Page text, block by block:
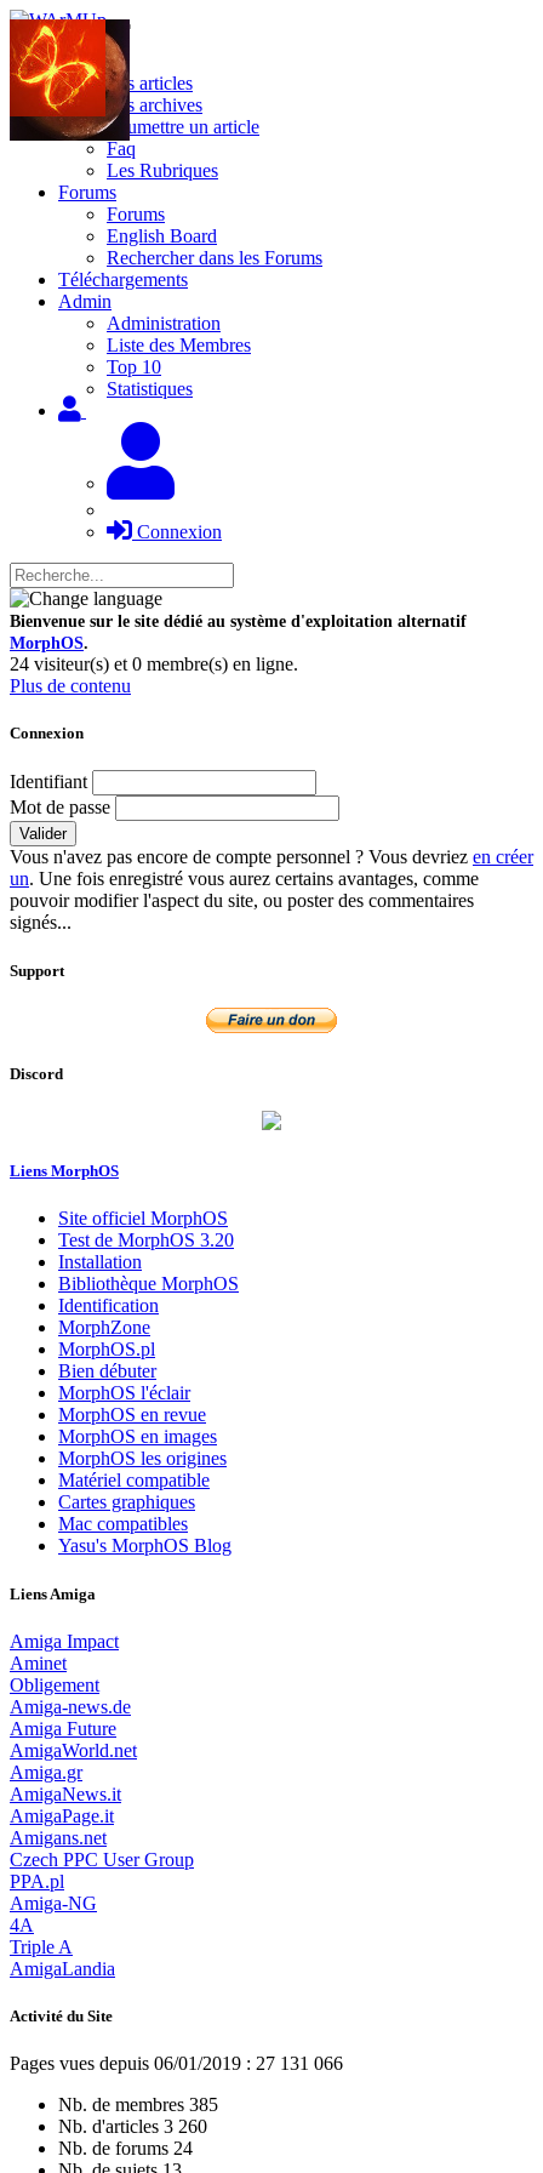
Site
Les articles
Les archives
Soumettre un article
Faq
Les Rubriques
Forums
Forums
English Board
Rechercher dans les Forums
Téléchargements
Admin
Administration
Liste des Membres
Top 10
Statistiques
Connexion
Bienvenue sur le site dédié au système d'exploitation alternatif
MorphOS.
24 visiteur(s) et 0 membre(s) en ligne.
Plus de contenu
Connexion
Identifiant
Mot de passe
Valider
Vous n'avez pas encore de compte personnel ? Vous devriez en créer
un. Une fois enregistré vous aurez certains avantages, comme
pouvoir modifier l'aspect du site, ou poster des commentaires
signés...
Support
Discord
Liens MorphOS
Site officiel MorphOS
Test de MorphOS 3.20
Installation
Bibliothèque MorphOS
Identification
MorphZone
MorphOS.pl
Bien débuter
MorphOS l'éclair
MorphOS en revue
MorphOS en images
MorphOS les origines
Matériel compatible
Cartes graphiques
Mac compatibles
Yasu's MorphOS Blog
Liens Amiga
Amiga Impact
Aminet
Obligement
Amiga-news.de
Amiga Future
AmigaWorld.net
Amiga.gr
AmigaNews.it
AmigaPage.it
Amigans.net
Czech PPC User Group
PPA.pl
Amiga-NG
4A
Triple A
AmigaLandia
Activité du Site
Pages vues depuis 06/01/2019 : 27 131 066
Nb. de membres 385
Nb. d'articles 3 260
Nb. de forums 24